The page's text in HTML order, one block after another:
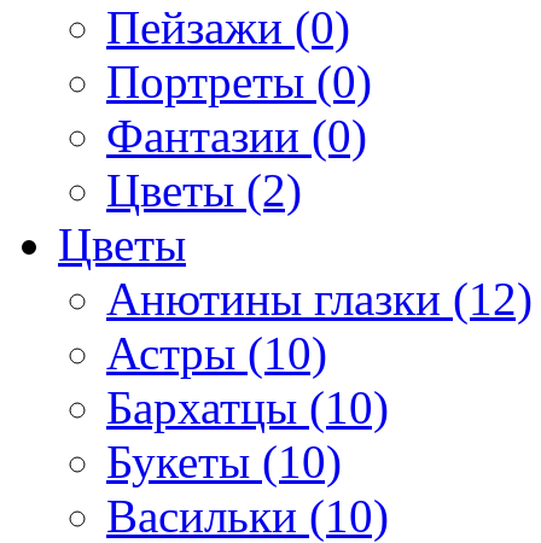
Пейзажи (0)
Портреты (0)
Фантазии (0)
Цветы (2)
Цветы
Анютины глазки (12)
Астры (10)
Бархатцы (10)
Букеты (10)
Васильки (10)